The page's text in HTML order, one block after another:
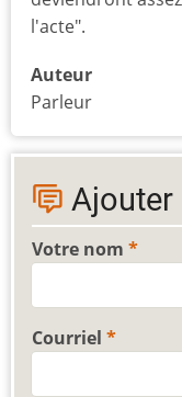
l'acte".
Auteur
Parleur
Ajouter
Votre nom
Courriel